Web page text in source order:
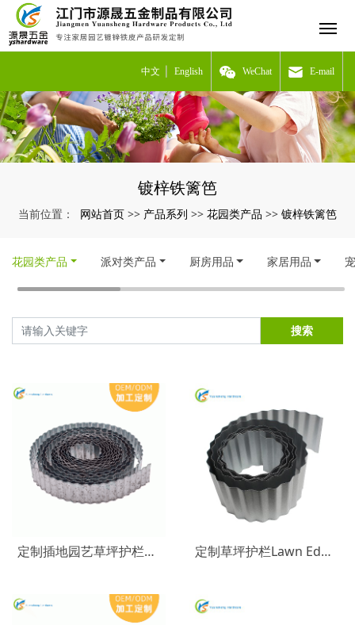
中文 English WeChat E-mail
镀梓铁篱笆
当前位置： 网站首页 >> 产品系列 >> 花园类产品 >> 镀梓铁篱笆
花园类产品 派对类产品 厨房用品 家居用品
搜索
定制插地园艺草坪护栏栅栏围栏 镀锌板花园篱笆 波纹金属小围栏 定制草坪护栏Lawn Edging栅栏篱笆镀锌铁金属花园草坪边缘围栏